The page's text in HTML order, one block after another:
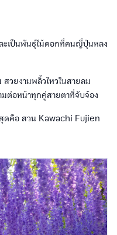
ะเป็นพันธุ์ไม้ดอกที่คนญี่ปุ่นหลง
สวยงามพลิ้วไหวในสายลม
ต่อหน้าทุกคู่สายตาที่จับจ้อง
ดคือ สวน Kawachi Fujien